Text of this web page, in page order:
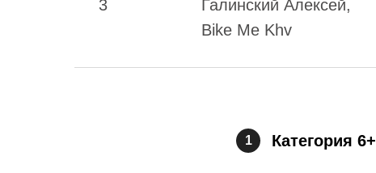
3
Галинский Алексей,
Bike Me Khv
1 Категория 6+